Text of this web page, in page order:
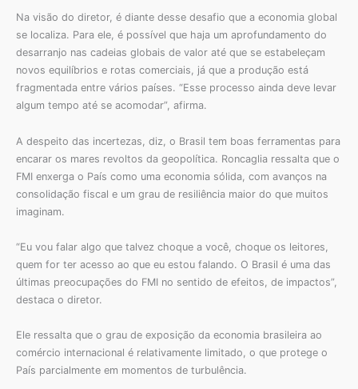
Na visão do diretor, é diante desse desafio que a economia global
se localiza. Para ele, é possível que haja um aprofundamento do
desarranjo nas cadeias globais de valor até que se estabeleçam
novos equilíbrios e rotas comerciais, já que a produção está
fragmentada entre vários países. “Esse processo ainda deve levar
algum tempo até se acomodar”, afirma.
A despeito das incertezas, diz, o Brasil tem boas ferramentas para
encarar os mares revoltos da geopolítica. Roncaglia ressalta que o
FMI enxerga o País como uma economia sólida, com avanços na
consolidação fiscal e um grau de resiliência maior do que muitos
imaginam.
“Eu vou falar algo que talvez choque a você, choque os leitores,
quem for ter acesso ao que eu estou falando. O Brasil é uma das
últimas preocupações do FMI no sentido de efeitos, de impactos”,
destaca o diretor.
Ele ressalta que o grau de exposição da economia brasileira ao
comércio internacional é relativamente limitado, o que protege o
País parcialmente em momentos de turbulência.